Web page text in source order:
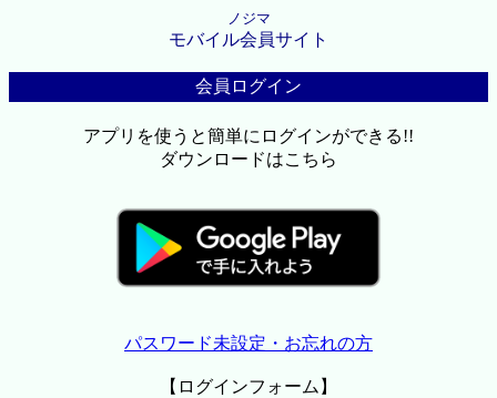
ノジマ
モバイル会員サイト
会員ログイン
アプリを使うと簡単にログインができる!!
ダウンロードはこちら
パスワード未設定・お忘れの方
【ログインフォーム】